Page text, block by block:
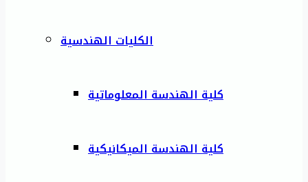
الكليات الهندسية
كلية الهندسة المعلوماتية
كلية الهندسة الميكانيكية